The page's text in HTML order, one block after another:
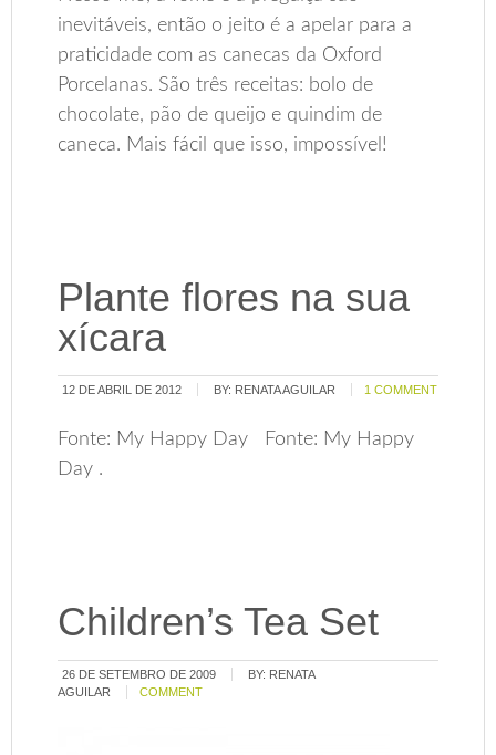
inevitáveis, então o jeito é a apelar para a
praticidade com as canecas da Oxford
Porcelanas. São três receitas: bolo de
chocolate, pão de queijo e quindim de
caneca. Mais fácil que isso, impossível!
Plante flores na sua
xícara
12 DE ABRIL DE 2012 BY: RENATA AGUILAR 1 COMMENT
Fonte: My Happy Day Fonte: My Happy
Day .
Children’s Tea Set
26 DE SETEMBRO DE 2009 BY: RENATA
AGUILAR
COMMENT